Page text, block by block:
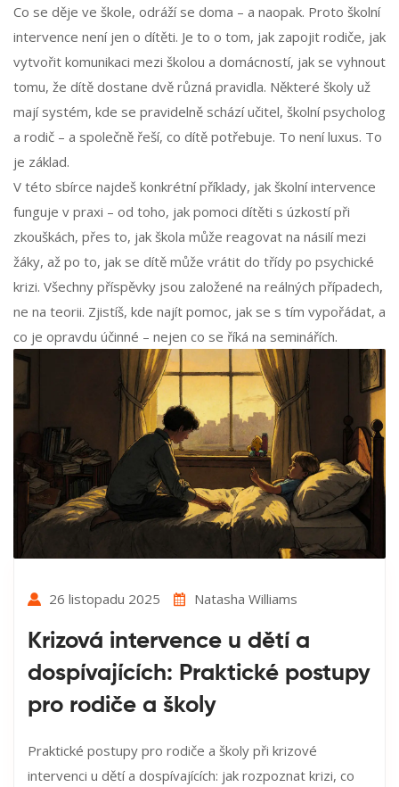
Co se děje ve škole, odráží se doma – a naopak. Proto školní
intervence není jen o dítěti. Je to o tom, jak zapojit rodiče, jak
vytvořit komunikaci mezi školou a domácností, jak se vyhnout
tomu, že dítě dostane dvě různá pravidla. Některé školy už
mají systém, kde se pravidelně schází učitel, školní psycholog
a rodič – a společně řeší, co dítě potřebuje. To není luxus. To
je základ.
V této sbírce najdeš konkrétní příklady, jak školní intervence
funguje v praxi – od toho, jak pomoci dítěti s úzkostí při
zkouškách, přes to, jak škola může reagovat na násilí mezi
žáky, až po to, jak se dítě může vrátit do třídy po psychické
krizi. Všechny příspěvky jsou založené na reálných případech,
ne na teorii. Zjistíš, kde najít pomoc, jak se s tím vypořádat, a
co je opravdu účinné – nejen co se říká na seminářích.
26 listopadu 2025 Natasha Williams
Krizová intervence u dětí a
dospívajících: Praktické postupy
pro rodiče a školy
Praktické postupy pro rodiče a školy při krizové
intervenci u dětí a dospívajících: jak rozpoznat krizi, co